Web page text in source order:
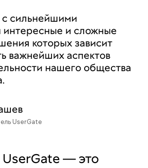
сильнейшими
интересные и сложные
которых зависит
важнейших аспектов
нашего общества
UserGate
UserGate — это